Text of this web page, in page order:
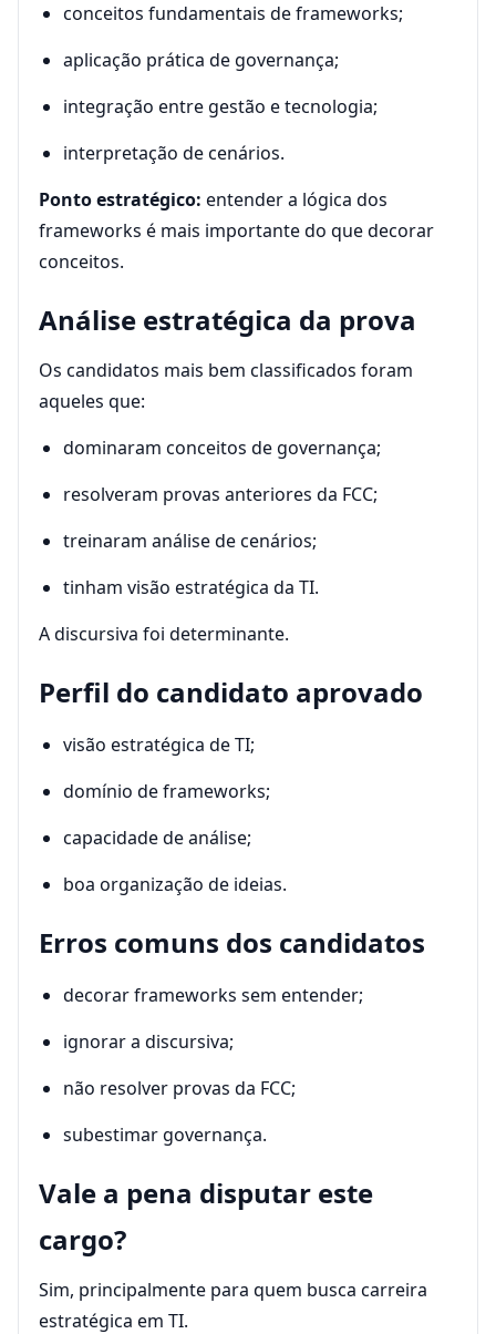
conceitos fundamentais de frameworks;
aplicação prática de governança;
integração entre gestão e tecnologia;
interpretação de cenários.
Ponto estratégico: entender a lógica dos
frameworks é mais importante do que decorar
conceitos.
Análise estratégica da prova
Os candidatos mais bem classificados foram
aqueles que:
dominaram conceitos de governança;
resolveram provas anteriores da FCC;
treinaram análise de cenários;
tinham visão estratégica da TI.
A discursiva foi determinante.
Perfil do candidato aprovado
visão estratégica de TI;
domínio de frameworks;
capacidade de análise;
boa organização de ideias.
Erros comuns dos candidatos
decorar frameworks sem entender;
ignorar a discursiva;
não resolver provas da FCC;
subestimar governança.
Vale a pena disputar este
cargo?
Sim, principalmente para quem busca carreira
estratégica em TI.